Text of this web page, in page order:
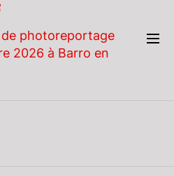
photoreportage
2026 à Barro en